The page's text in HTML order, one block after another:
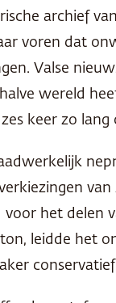
archief
voren dat
Valse
wereld
keer zo
van
voor het
leidde het